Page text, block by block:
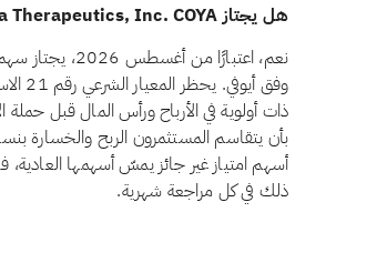
هل يجتاز Coya Therapeutics, Inc. COYA معيار أسهم الامتياز وفق أيوفي؟
وفق
ذات أولوية في الأرباح ورأس المال قبل
أسهم امتياز غير جائز يمسّ أسهمها
ذلك في كل مراجعة شهرية.